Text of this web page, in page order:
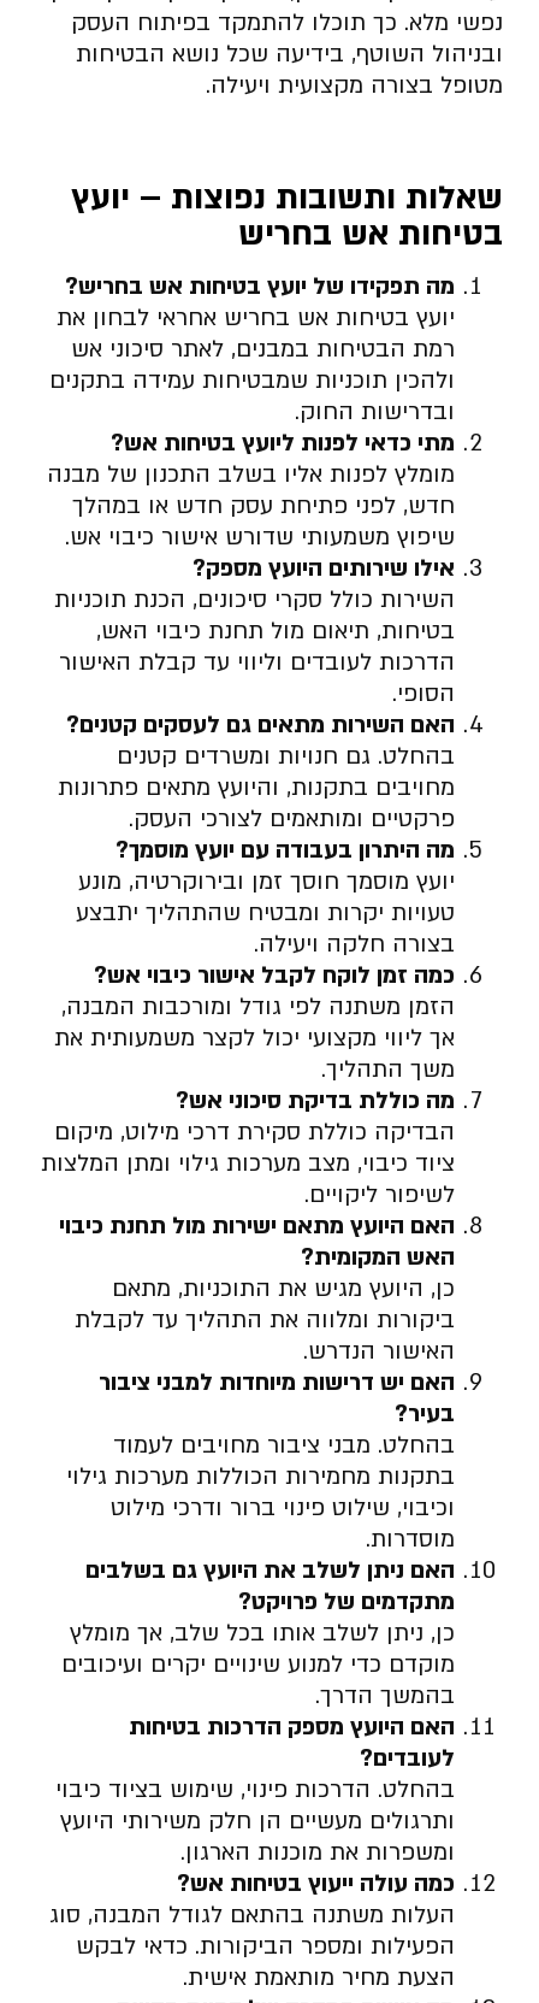
נפשי מלא. כך תוכלו להתמקד בפיתוח העסק
ובניהול השוטף, בידיעה שכל נושא הבטיחות
מטופל בצורה מקצועית ויעילה.
שאלות ותשובות נפוצות – יועץ
בטיחות אש בחריש
מה תפקידו של יועץ בטיחות אש בחריש?
יועץ בטיחות אש בחריש אחראי לבחון את
רמת הבטיחות במבנים, לאתר סיכוני אש
ולהכין תוכניות שמבטיחות עמידה בתקנים
ובדרישות החוק.
מתי כדאי לפנות ליועץ בטיחות אש?
מומלץ לפנות אליו בשלב התכנון של מבנה
חדש, לפני פתיחת עסק חדש או במהלך
שיפוץ משמעותי שדורש אישור כיבוי אש.
אילו שירותים היועץ מספק?
השירות כולל סקרי סיכונים, הכנת תוכניות
בטיחות, תיאום מול תחנת כיבוי האש,
הדרכות לעובדים וליווי עד קבלת האישור
הסופי.
האם השירות מתאים גם לעסקים קטנים?
בהחלט. גם חנויות ומשרדים קטנים
מחויבים בתקנות, והיועץ מתאים פתרונות
פרקטיים ומותאמים לצורכי העסק.
מה היתרון בעבודה עם יועץ מוסמך?
יועץ מוסמך חוסך זמן ובירוקרטיה, מונע
טעויות יקרות ומבטיח שהתהליך יתבצע
בצורה חלקה ויעילה.
כמה זמן לוקח לקבל אישור כיבוי אש?
הזמן משתנה לפי גודל ומורכבות המבנה,
אך ליווי מקצועי יכול לקצר משמעותית את
משך התהליך.
מה כוללת בדיקת סיכוני אש?
הבדיקה כוללת סקירת דרכי מילוט, מיקום
ציוד כיבוי, מצב מערכות גילוי ומתן המלצות
לשיפור ליקויים.
האם היועץ מתאם ישירות מול תחנת כיבוי
האש המקומית?
כן, היועץ מגיש את התוכניות, מתאם
ביקורות ומלווה את התהליך עד לקבלת
האישור הנדרש.
האם יש דרישות מיוחדות למבני ציבור
בעיר?
בהחלט. מבני ציבור מחויבים לעמוד
בתקנות מחמירות הכוללות מערכות גילוי
וכיבוי, שילוט פינוי ברור ודרכי מילוט
מוסדרות.
האם ניתן לשלב את היועץ גם בשלבים
מתקדמים של פרויקט?
כן, ניתן לשלב אותו בכל שלב, אך מומלץ
מוקדם כדי למנוע שינויים יקרים ועיכובים
בהמשך הדרך.
האם היועץ מספק הדרכות בטיחות
לעובדים?
בהחלט. הדרכות פינוי, שימוש בציוד כיבוי
ותרגולים מעשיים הן חלק משירותי היועץ
ומשפרות את מוכנות הארגון.
כמה עולה ייעוץ בטיחות אש?
העלות משתנה בהתאם לגודל המבנה, סוג
הפעילות ומספר הביקורות. כדאי לבקש
הצעת מחיר מותאמת אישית.